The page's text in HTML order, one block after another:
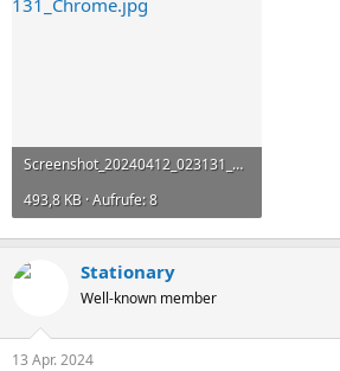
Screenshot_20240412_023131_Chrome.jpg
493,8 KB · Aufrufe: 8
Stationary
Well-known member
13 Apr. 2024